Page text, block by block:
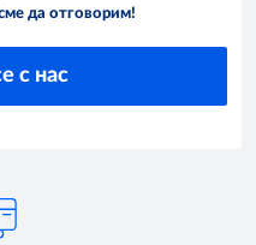
да отговорим!
с нас